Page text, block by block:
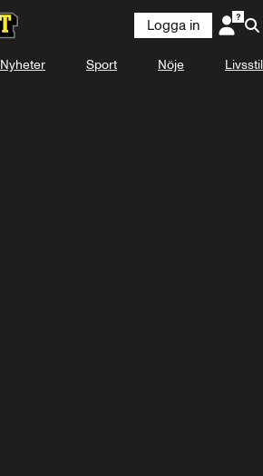
Logga in
Nyheter Sport Nöje Livsstil